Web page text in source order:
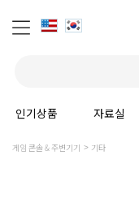
인기상품 자료실
게임 콘솔 & 주변기기 기타